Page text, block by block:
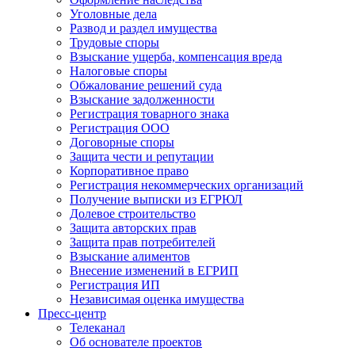
Уголовные дела
Развод и раздел имущества
Трудовые споры
Взыскание ущерба, компенсация вреда
Налоговые споры
Обжалование решений суда
Взыскание задолженности
Регистрация товарного знака
Регистрация ООО
Договорные споры
Защита чести и репутации
Корпоративное право
Регистрация некоммерческих организаций
Получение выписки из ЕГРЮЛ
Долевое строительство
Защита авторских прав
Защита прав потребителей
Взыскание алиментов
Внесение изменений в ЕГРИП
Регистрация ИП
Независимая оценка имущества
Пресс-центр
Телеканал
Об основателе проектов